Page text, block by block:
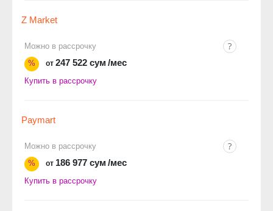
Z Market
Можно в рассрочку
%
от 247 522 сум /мес
Купить в рассрочку
Paymart
Можно в рассрочку
%
от 186 977 сум /мес
Купить в рассрочку